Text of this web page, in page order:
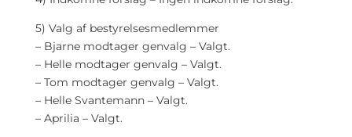
5) Valg af bestyrelsesmedlemmer
– Bjarne modtager genvalg – Valgt.
– Helle modtager genvalg – Valgt.
– Tom modtager genvalg – Valgt.
– Helle Svantemann – Valgt.
– Aprilia – Valgt.